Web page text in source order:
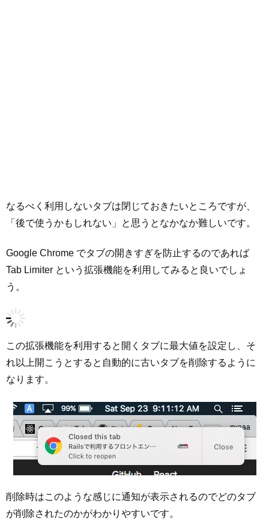
なるべく利用しないタブは閉じておきたいところですが、
「後で使うかもしれない」と思うとなかなか難しいです。
Google Chrome でタブの開きすぎを防止するのであれば
Tab Limiter という拡張機能を利用してみると良いでしょ
う。
この拡張機能を利用すると開くタブに最大値を設定し、そ
れ以上開こうとすると自動的に古いタブを削除するように
なります。
削除時はこのような感じに通知が表示されるのでどのタブ
が削除されたのかがわかりやすいです。